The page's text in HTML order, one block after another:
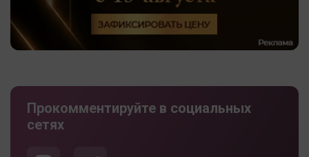
Прокомментируйте в социальных
сетях